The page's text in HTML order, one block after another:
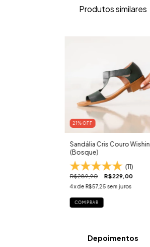
Produtos similares
21% OFF
Sandália Cris Couro Wishin
(Bosque)
(11)
R$289,90 R$229,00
4x de R$57,25 sem juros
COMPRAR
Depoimentos